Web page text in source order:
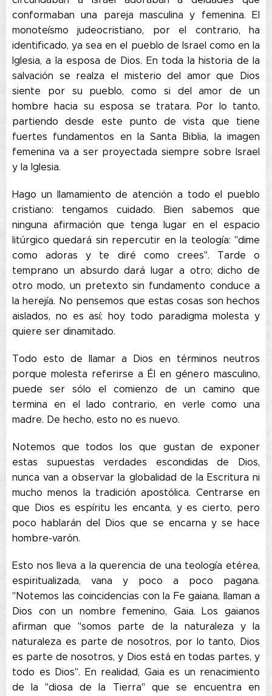
conformaban una pareja masculina y femenina. El
monoteísmo judeocristiano, por el contrario, ha
identificado, ya sea en el pueblo de Israel como en la
Iglesia, a la esposa de Dios. En toda la historia de la
salvación se realza el misterio del amor que Dios
siente por su pueblo, como si del amor de un
hombre hacia su esposa se tratara. Por lo tanto,
partiendo desde este punto de vista que tiene
fuertes fundamentos en la Santa Biblia, la imagen
femenina va a ser proyectada siempre sobre Israel
y la Iglesia.
Hago un llamamiento de atención a todo el pueblo
cristiano: tengamos cuidado. Bien sabemos que
ninguna afirmación que tenga lugar en el espacio
litúrgico quedará sin repercutir en la teología: "dime
como adoras y te diré como crees". Tarde o
temprano un absurdo dará lugar a otro; dicho de
otro modo, un pretexto sin fundamento conduce a
la herejía. No pensemos que estas cosas son hechos
aislados, no es así; hoy todo paradigma molesta y
quiere ser dinamitado.
Todo esto de llamar a Dios en términos neutros
porque molesta referirse a Él en género masculino,
puede ser sólo el comienzo de un camino que
termina en el lado contrario, en verle como una
madre. De hecho, esto no es nuevo.
Notemos que todos los que gustan de exponer
estas supuestas verdades escondidas de Dios,
nunca van a observar la globalidad de la Escritura ni
mucho menos la tradición apostólica. Centrarse en
que Dios es espíritu les encanta, y es cierto, pero
poco hablarán del Dios que se encarna y se hace
hombre-varón.
Esto nos lleva a la querencia de una teología etérea,
espiritualizada, vana y poco a poco pagana.
"Notemos las coincidencias con la Fe gaiana, llaman a
Dios con un nombre femenino, Gaia. Los gaianos
afirman que "somos parte de la naturaleza y la
naturaleza es parte de nosotros, por lo tanto, Dios
es parte de nosotros, y Dios está en todas partes, y
todo es Dios". En realidad, Gaia es un renacimiento
de la "diosa de la Tierra" que se encuentra en